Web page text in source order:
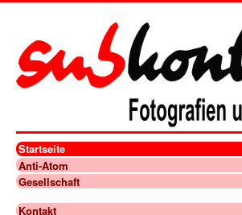
Startseite
Anti-Atom
Gesellschaft
Kontakt